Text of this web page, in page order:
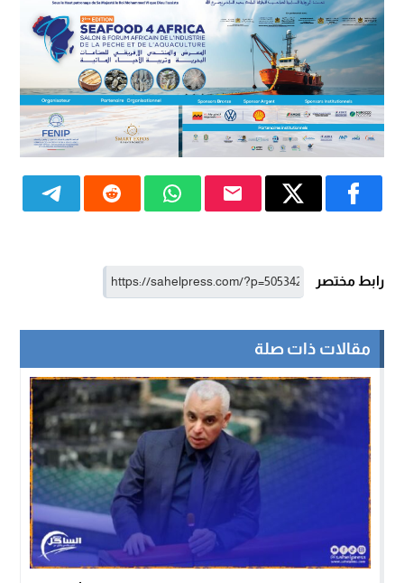
رابط مختصر
مقالات ذات صلة